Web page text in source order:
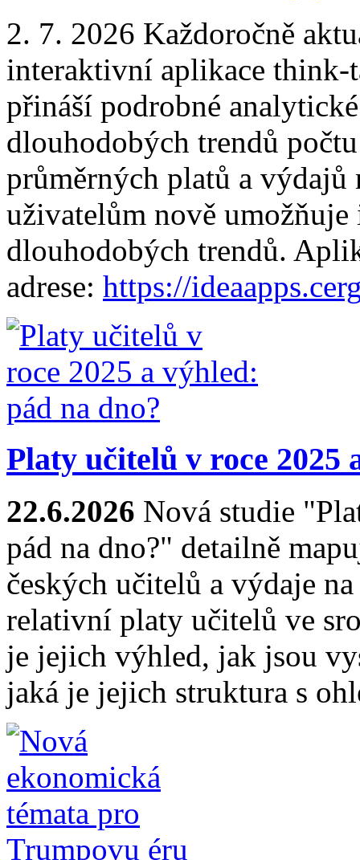
2. 7. 2026 Každoročně
interaktivní aplikace
přináší podrobné
dlouhodobých trendů
průměrných platů a výdajů
uživatelům nově
dlouhodobých trendů.
adrese: https://
Platy učitelů v roce 2025
22.6.2026 Nová studie
pád na dno?" detailně
českých učitelů a výdaje
relativní platy učitelů ve
je jejich výhled, jak jsou
jaká je jejich struktura s